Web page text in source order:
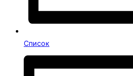
Список